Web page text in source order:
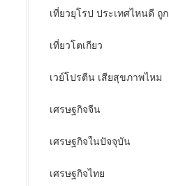
เที่ยวยุโรป ประเทศไหนดี ถูก
เที่ยวโตเกียว
เวย์โปรตีน เสียสุขภาพไหม
เศรษฐกิจจีน
เศรษฐกิจในปัจจุบัน
เศรษฐกิจไทย